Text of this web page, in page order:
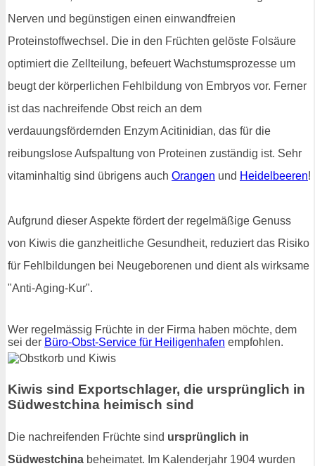
Nerven und begünstigen einen einwandfreien
Proteinstoffwechsel. Die in den Früchten gelöste Folsäure
optimiert die Zellteilung, befeuert Wachstumsprozesse um
beugt der körperlichen Fehlbildung von Embryos vor. Ferner
ist das nachreifende Obst reich an dem
verdauungsfördernden Enzym Acitinidian, das für die
reibungslose Aufspaltung von Proteinen zuständig ist. Sehr
vitaminhaltig sind übrigens auch Orangen und Heidelbeeren!
Aufgrund dieser Aspekte fördert der regelmäßige Genuss
von Kiwis die ganzheitliche Gesundheit, reduziert das Risiko
für Fehlbildungen bei Neugeborenen und dient als wirksame
"Anti-Aging-Kur".
Wer regelmässig Früchte in der Firma haben möchte, dem
sei der Büro-Obst-Service für Heiligenhafen empfohlen.
Kiwis sind Exportschlager, die ursprünglich in
Südwestchina heimisch sind
Die nachreifenden Früchte sind ursprünglich in
Südwestchina beheimatet. Im Kalenderjahr 1904 wurden